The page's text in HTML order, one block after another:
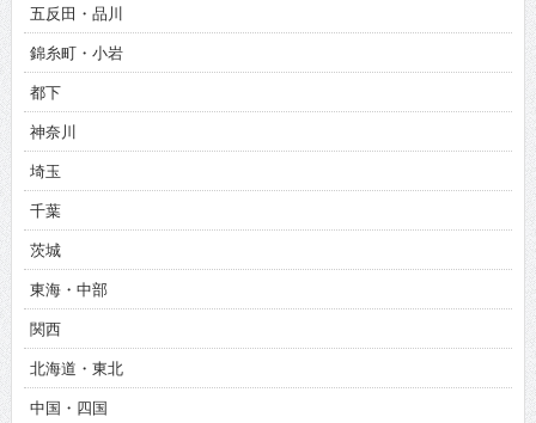
五反田・品川
錦糸町・小岩
都下
神奈川
埼玉
千葉
茨城
東海・中部
関西
北海道・東北
中国・四国